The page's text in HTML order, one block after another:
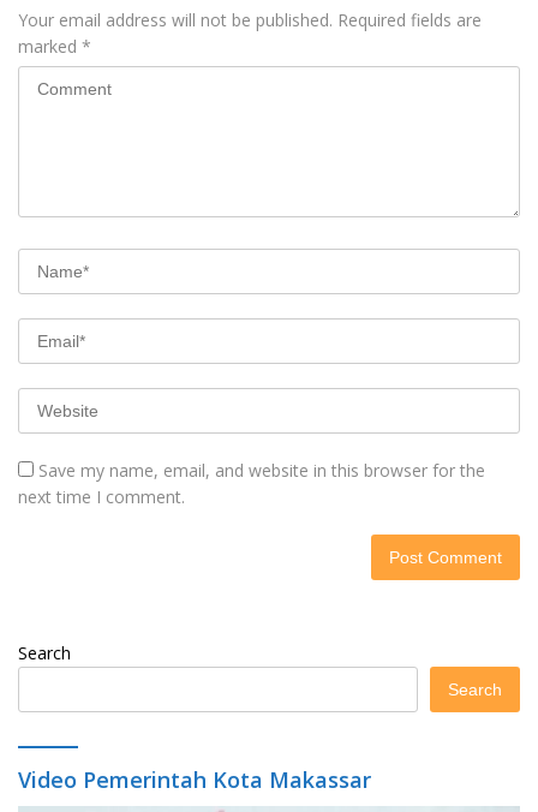
Your email address will not be published. Required fields are
marked *
Save my name, email, and website in this browser for the
next time I comment.
Search
Search
Video Pemerintah Kota Makassar